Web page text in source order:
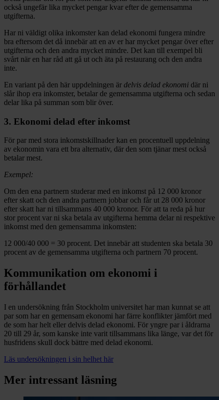
också ungefär lika mycket pengar kvar efter de gemensamma
utgifterna.
Har ni väldigt olika inkomster kan delad ekonomi fungera mindre
bra eftersom det då innebär att en av er har mycket pengar över efter
utgifterna och den andra mycket mindre. Det kan till exempel bli
svårt när en har råd att gå ut och äta på restaurang och den andra
inte.
En variant på den här uppdelningen är delvis delad ekonomi där ni
slår ihop era inkomster, betalar de gemensamma utgifterna och sedan
delar lika på summan som blir över.
3. Ekonomi delad efter inkomst
För par med stora inkomstskillnader kan en procentuell uppdelning
av ekonomin vara ett bra alternativ, där den som tjänar mest också
betalar mest.
Exempel:
Om den ena partnern studerar med en inkomst på 12 000 kronor
efter skatt och den andra partnern jobbar och får ut 28 000 kronor
efter skatt har ni tillsammans 40 000 kronor. För att ta reda på hur
stor procent var ni ska betala av utgifterna hemma delar ni respektive
inkomst med den gemensamma inkomsten:
12 000/40 000 = 30 procent. Det innebär att studenten ska betala 30
procent av de gemensamma utgifterna och partnern 70 procent.
Kommunikation om ekonomi i
förhållandet
I en undersökning från Stockholm universitet har man kunnat se att
par som har en gemensam ekonomi har färre konflikter jämfört med
de som har helt eller delvis delad ekonomi. För yngre par i åldrarna
20 till 29 år, som kanske inte varit tillsammans lika länge, var det för
husfridens skull dock bättre med delad ekonomi.
Läs undersökningen i sin helhet här
Mer intressant läsning